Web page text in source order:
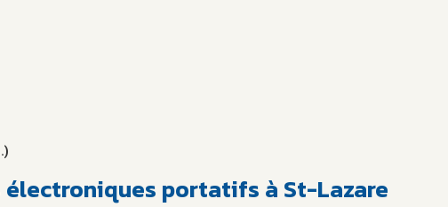
électroniques portatifs à St-Lazare